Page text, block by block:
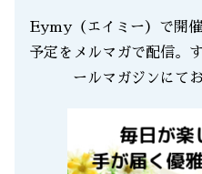
Eymy（エイミー）で開
予定をメルマガで配信。
ールマガジンにて